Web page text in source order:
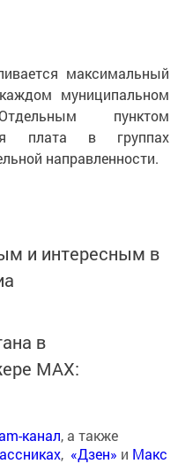
максимальный
муниципальном
пунктом
плата в группах
направленности.
и интересным в
в
MАХ:
канал, а также
, «Дзен» и Макс